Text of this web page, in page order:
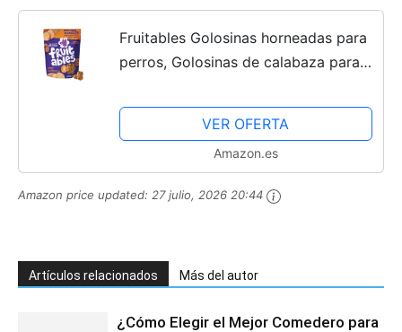
Fruitables Golosinas horneadas para
perros, Golosinas de calabaza para
sin trigo, maíz ni soja - Boniato y
pacana 198g...
VER OFERTA
Amazon.es
Amazon price updated: 27 julio, 2026 20:44
Artículos relacionados Más del autor
¿Cómo Elegir el Mejor Comedero para